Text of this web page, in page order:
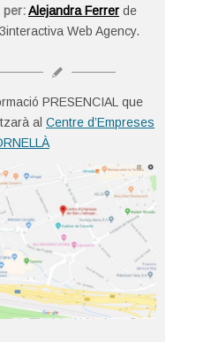
per:Alejandra Ferrer de
Web Agency.
PRESENCIAL que
al Centre d’Empreses